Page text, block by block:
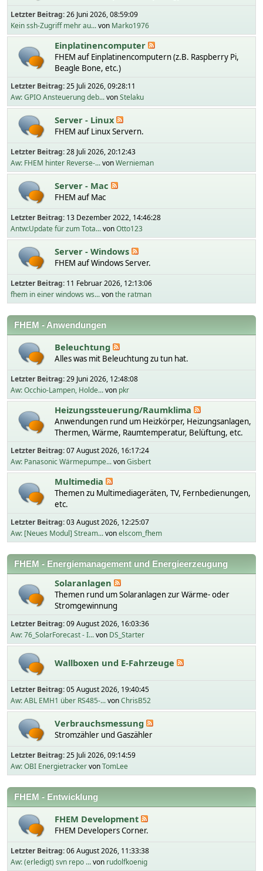
Letzter Beitrag:26 Juni 2026, 08:59:09
Kein ssh-Zugriff mehr au...von Marko1976
Einplatinencomputer
FHEM auf Einplatinencomputern (z.B. Raspberry Pi,
Beagle Bone, etc.)
Letzter Beitrag:25 Juli 2026, 09:28:11
Aw: GPIO Ansteuerung deb...vonStelaku
Server - Linux
FHEM auf Linux Servern.
Letzter Beitrag:28 Juli 2026, 20:12:43
Aw: FHEM hinter Reverse-...vonWernieman
Server - Mac
FHEM auf Mac
Letzter Beitrag: 13 Dezember 2022, 14:46:28
Antw:Update für zum Tota...vonOtto123
Server - Windows
FHEM auf Windows Server.
Letzter Beitrag: 11 Februar 2026, 12:13:06
fhem in einer windows ws...vonthe ratman
FHEM - Anwendungen
Beleuchtung
Alles was mit Beleuchtung zu tun hat.
Letzter Beitrag:29 Juni 2026, 12:48:08
Aw: Occhio-Lampen, Holde...von pkr
Heizungssteuerung/Raumklima
Anwendungen rund um Heizkörper, Heizungsanlagen,
Thermen, Wärme, Raumtemperatur, Belüftung, etc.
Letzter Beitrag:07 August 2026, 16:17:24
Aw: Panasonic Wärmepumpe...vonGisbert
Multimedia
Themen zu Multimediageräten, TV, Fernbedienungen,
etc.
Letzter Beitrag:03 August 2026, 12:25:07
Aw: [Neues Modul] Stream...vonelscom_fhem
FHEM - Energiemanagement und Energieerzeugung
Solaranlagen
Themen rund um Solaranlagen zur Wärme- oder
Stromgewinnung
Letzter Beitrag:09 August 2026, 16:03:36
Aw: 76_SolarForecast - I...von DS_Starter
Wallboxen und E-Fahrzeuge
Letzter Beitrag:05 August 2026, 19:40:45
Aw: ABL EMH1 über RS485-...vonChrisB52
Verbrauchsmessung
Stromzähler und Gaszähler
Letzter Beitrag:25 Juli 2026, 09:14:59
Aw: OBI EnergietrackervonTomLee
FHEM - Entwicklung
FHEM Development
FHEM Developers Corner.
Letzter Beitrag:06 August 2026, 11:33:38
Aw: (erledigt) svn repo ...von rudolfkoenig